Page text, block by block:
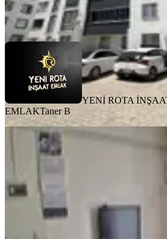
YENİ ROTA İNŞAAT EMLAK Taner B
Ara
YENİ ROTA
EMLAKTaner B
EŞYALI
Doru
Merkezde 1+1
Dulkadiroğlu,
55 m²